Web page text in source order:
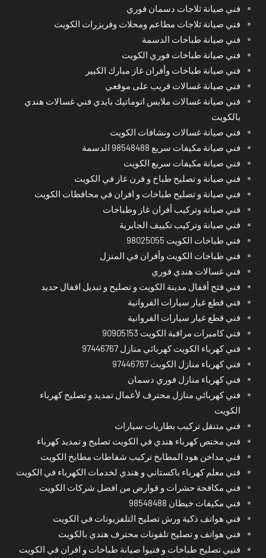
فني صيانة ثلاجات دسمان فوري
فني صيانة ثلاجات مطاعم ومحلات وفريزرات الكويت
فني صيانة طباخات الدسمة
فني صيانة طباخات فوري الكويت
فني صيانة طباخات وأفران غاز مبارك الكبير
فني صيانة غسالات قريب على موقعي
فني صيانة غسالات ملابس اتوماتيك بايدي فني غسالات هندي
بالكويت
فني صيانة غسالات ونشافات الكويت
فني صيانة مكيفات سريع 98548488 الدسمة
فني صيانة مكيفات سريع الكويت
فني صيانة و تصليح طباخ و فرن غاز في الكويت
فني صيانة و تصليح طباخات و افران في محافظات الكويت
فني صيانة وتركيب أفران غاز وطباخات
فني صيانة وتركيب تكييف الجابرية
فني طباخات الكويت 98025055
فني طباخات الكويت وأفران في المنزل
فني غسالات هندي فوري
فني فتح أقفال مدينة الكويت و تصليح و تبديل اقفال حديد
فني قطع غيار سيارات الفروانية
فني قطع غيار سيارات الفروانية
فني كاميرات مراقبة الكويت 90905153
فني كهرباء الكويت كهربائي منازل 97446767
فني كهرباء منازل الكويت 97446767
فني كهرباء منازل فوري دسمان
فني كهربائي منازل محترف لأعمال تمديد و تصليح كهرباء
الكويت
فني متنقل تركيب بطاريات سيارات
فني مختص كهرباء هندي في الكويت تصليح و تمديد كهرباء
فني مداخن هود المطابخ تركيب شفاطات مطابخ الكويت
فني معلم كهرباء باكستاني و هندي لخدمات الكهرباء في الكويت
فني مكافحة حشرات و قوارض من افضل شركات الكويت
فني مكيفات خيطان 98548488
فني هواتف ذكية ورش تصليح التلفزيونات في الكويت
فني هواتف و تصليح تلفونات محترف هندي بالكويت
فنيي تصليح طباخات و فنيوا صيانة طباخات و افران في الكويت